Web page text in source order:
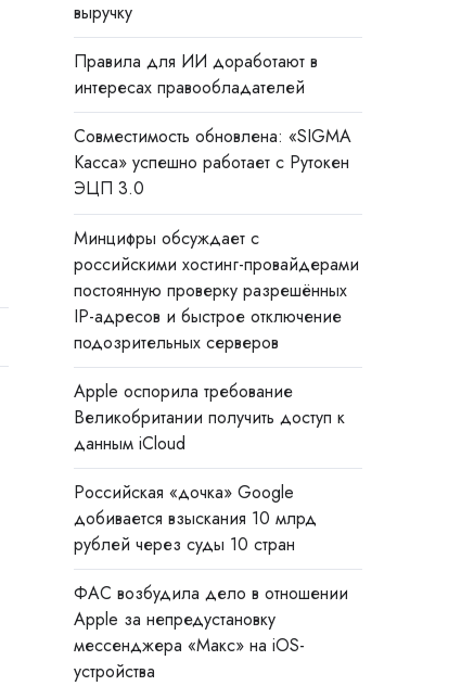
выручку
Правила для ИИ доработают в
интересах правообладателей
Совместимость обновлена: «SIGMA
Касса» успешно работает с Рутокен
ЭЦП 3.0
Минцифры обсуждает с
российскими хостинг-провайдерами
постоянную проверку разрешённых
IP-адресов и быстрое отключение
подозрительных серверов
Apple оспорила требование
Великобритании получить доступ к
данным iCloud
Российская «дочка» Google
добивается взыскания 10 млрд
рублей через суды 10 стран
ФАС возбудила дело в отношении
Apple за непредустановку
мессенджера «Макс» на iOS-
устройства